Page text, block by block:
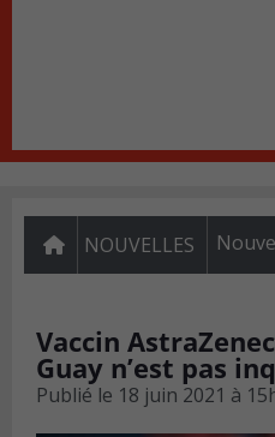
NOUVELLES
Vaccin
Guay n’est pas
Publié le 18 juin 2021 à